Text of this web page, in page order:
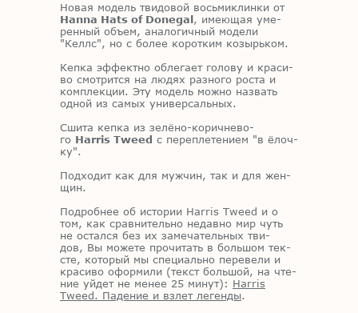
Но­вая мо­дель тви­до­вой вось­ми­клин­ки от
Hanna Hats of Donegal, име­ю­щая уме­
рен­ный объ­ем, ана­ло­гич­ный мо­де­ли
"Келлс", но с бо­лее ко­рот­ким ко­зырь­ком.
Кеп­ка эф­фект­но об­ле­га­ет го­ло­ву и кра­си­
во смот­рит­ся на лю­дях раз­но­го ро­ста и
ком­плек­ции. Эту мо­дель мож­но на­звать
од­ной из са­мых уни­вер­саль­ных.
Сши­та кеп­ка из зе­лё­но-ко­рич­не­во­
го Harris Tweed с пе­ре­пле­те­ни­ем "в ёлоч­
ку".
Под­хо­дит как для муж­чин, так и для жен­
щин.
По­дроб­нее об ис­то­рии Harris Tweed и о
том, как срав­ни­тель­но недав­но мир чуть
не остал­ся без их за­ме­ча­тель­ных тви­
дов, Вы мо­же­те про­чи­тать в боль­шом тек­
сте, ко­то­рый мы спе­ци­аль­но пе­ре­ве­ли и
кра­си­во офор­ми­ли (текст боль­шой, на чте­
ние уй­дет не ме­нее 25 ми­нут): Harris
Tweed. Падение и взлет легенды.